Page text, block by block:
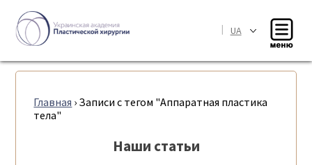
| UA
Главная › Записи с тегом "Аппаратная пластика
тела"
Наши статьи